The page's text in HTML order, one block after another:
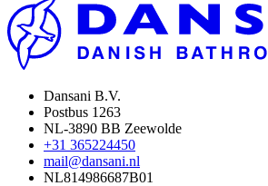
Dansani B.V.
Postbus 1263
NL-3890 BB Zeewolde
+31 365224450
mail@dansani.nl
NL814986687B01